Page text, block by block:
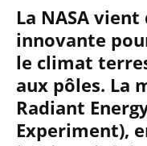
La NASA
innovante
le climat
aux pôles. La
Radiant
Experiment),